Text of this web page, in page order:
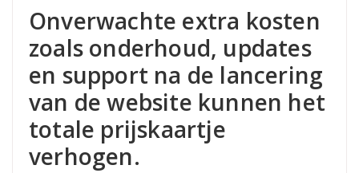
Onverwachte extra kosten
zoals onderhoud, updates
en support na de lancering
van de website kunnen het
totale prijskaartje
verhogen.